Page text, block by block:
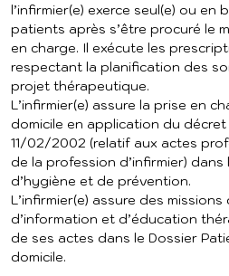
l’infirmier(e) exerce seul(e) ou en
patients après s’être procuré le
en charge. Il exécute les
respectant la planification des
projet thérapeutique.
L’infirmier(e) assure la prise en
domicile en application du décret
11/02/2002 (relatif aux actes
de la profession d’infirmier)
d’hygiène et de prévention.
L’infirmier(e) assure des
d’information et d’éducation
de ses actes dans le Dossier
domicile.